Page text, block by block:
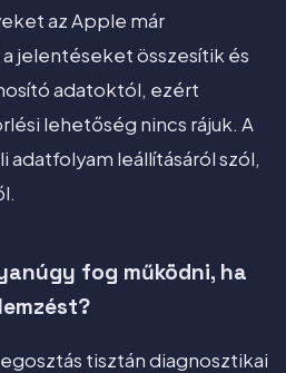
az Apple már
jelentéseket összesítik és
adatoktól, ezért
lehetőség nincs rájuk. A
adatfolyam leállításáról szól,
fog működni, ha
tisztán diagnosztikai